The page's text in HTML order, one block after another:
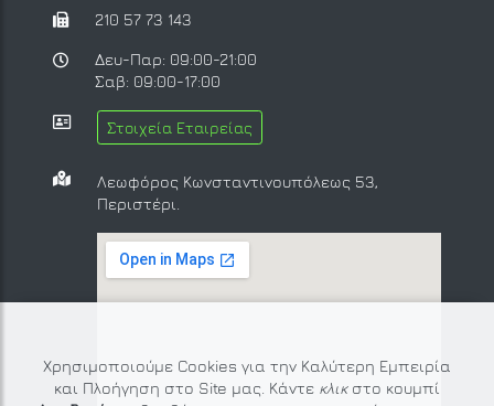
Χρησιμοποιούμε Cookies για την Καλύτερη Εμπειρία
και Πλοήγηση στο Site μας. Κάντε κλικ στο κουμπί
210 57 73 143
Δευ-Παρ: 09:00-21:00
Σαβ: 09:00-17:00
Στοιχεία Εταιρείας
Λεωφόρος Κωνσταντινουπόλεως 53,
Περιστέρι.